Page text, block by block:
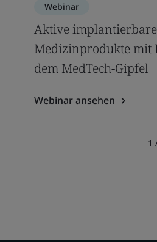
Webinar
Aktive implantierbare
Medizinprodukte mit
dem MedTech-Gipfel
Webinar ansehen
1